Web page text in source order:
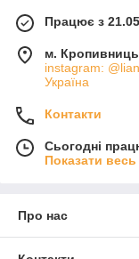
Працює з
м.
instagram:
Україна
Контакти
Сьогодні
Показати
Про нас